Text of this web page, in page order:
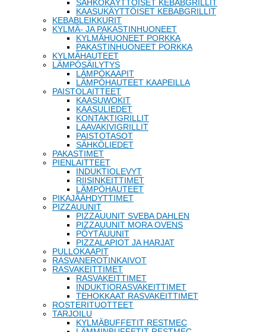
SÄHKÖKÄYTTÖISET KEBABGRILLIT
KAASUKÄYTTÖISET KEBABGRILLIT
KEBABLEIKKURIT
KYLMÄ- JA PAKASTINHUONEET
KYLMÄHUONEET PORKKA
PAKASTINHUONEET PORKKA
KYLMÄHAUTEET
LÄMPÖSÄILYTYS
LÄMPÖKAAPIT
LÄMPÖHAUTEET KAAPEILLA
PAISTOLAITTEET
KAASUWOKIT
KAASULIEDET
KONTAKTIGRILLIT
LAAVAKIVIGRILLIT
PAISTOTASOT
SÄHKÖLIEDET
PAKASTIMET
PIENLAITTEET
INDUKTIOLEVYT
RIISINKEITTIMET
LÄMPÖHAUTEET
PIKAJÄÄHDYTTIMET
PIZZAUUNIT
PIZZAUUNIT SVEBA DAHLEN
PIZZAUUNIT MORA OVENS
PÖYTÄUUNIT
PIZZALAPIOT JA HARJAT
PULLOKAAPIT
RASVANEROTINKAIVOT
RASVAKEITTIMET
RASVAKEITTIMET
INDUKTIORASVAKEITTIMET
TEHOKKAAT RASVAKEITTIMET
ROSTERITUOTTEET
TARJOILU
KYLMÄBUFFETIT RESTMEC